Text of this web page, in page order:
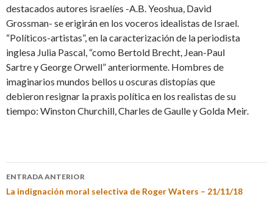
destacados autores israelíes -A.B. Yeoshua, David
Grossman- se erigirán en los voceros idealistas de Israel.
“Políticos-artistas”, en la caracterización de la periodista
inglesa Julia Pascal, “como Bertold Brecht, Jean-Paul
Sartre y George Orwell” anteriormente. Hombres de
imaginarios mundos bellos u oscuras distopías que
debieron resignar la praxis política en los realistas de su
tiempo: Winston Churchill, Charles de Gaulle y Golda Meir.
ENTRADA ANTERIOR
La indignación moral selectiva de Roger Waters – 21/11/18